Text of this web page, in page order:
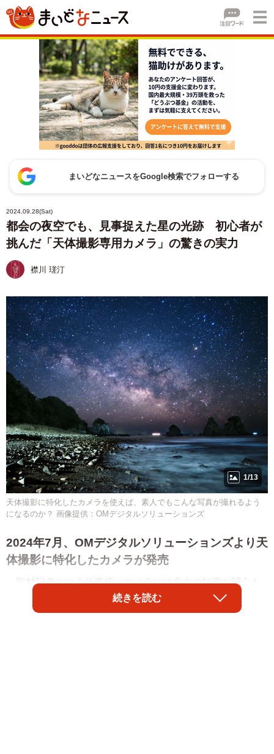
まいどなニュースをGoogle検索でフォローする
2024.09.28(Sat)
都会の夜空でも、見事捉えた星の光跡 初心者が
挑んだ「天体撮影専用カメラ」の驚きの実力
襟川 瑳汀
1/13
天体撮影に特化したカメラを使えば、素人でもこんな写真が撮れるよう
になるのか？ 画像提供：OMデジタルソリューションズ
2024年7月、OMデジタルソリューションズより天
体撮影に特化したカメラが発売
取材記者という仕事柄、カメラには多少の知識も関心も
ある。しかしこれまで、私のカメラの用途はもっぱら「記
録」だった。報道や媒体掲載用の写真で8割、家族や友人の
続きを読む